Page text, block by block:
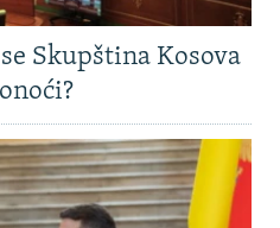
Skupština Kosova